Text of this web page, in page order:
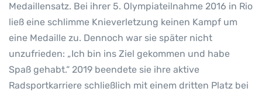
Medaillensatz. Bei ihrer 5. Olympiateilnahme 2016 in Rio
ließ eine schlimme Knieverletzung keinen Kampf um
eine Medaille zu. Dennoch war sie später nicht
unzufrieden: „Ich bin ins Ziel gekommen und habe
Spaß gehabt.“ 2019 beendete sie ihre aktive
Radsportkarriere schließlich mit einem dritten Platz bei